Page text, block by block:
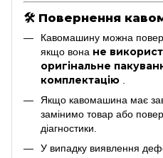
🛠 Повернення
Кавомашину можна
якщо вона не
оригінальне
комплектацію
Якщо кавомашина має
замінимо товар або
діагностики.
У випадку виявлення